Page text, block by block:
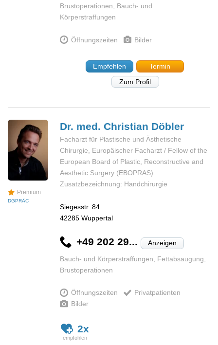
Brustoperationen, Bauch- und
Körperstraffungen
Öffnungszeiten Bilder
Empfehlen
Termin
Zum Profil
Premium
DGPRÄC
Dr. med. Christian Döbler
Facharzt für Plastische und Ästhetische
Chirurgie, Europäischer Facharzt / Fellow of the
European Board of Plastic, Reconstructive and
Aesthetic Surgery (EBOPRAS)
Zusatzbezeichnung: Handchirurgie
Siegesstr. 84
42285 Wuppertal
+49 202 29... Anzeigen
Bauch- und Körperstraffungen, Fettabsaugung,
Brustoperationen
Öffnungszeiten
Privatpatienten
Bilder
2x